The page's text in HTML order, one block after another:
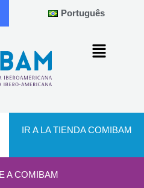
Português
IR A LA TIENDA COMIBAM
A COMIBAM